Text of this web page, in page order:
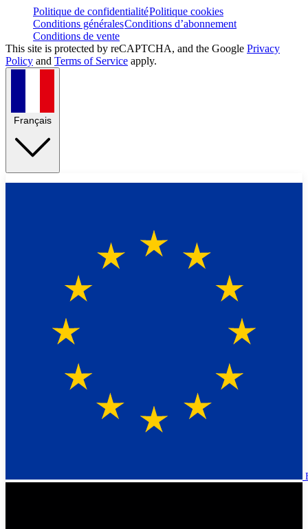
Politique de confidentialitéPolitique cookies
Conditions généralesConditions d’abonnement
Conditions de vente
This site is protected by reCAPTCHA, and the Google Privacy
Policy and Terms of Service apply.
Français